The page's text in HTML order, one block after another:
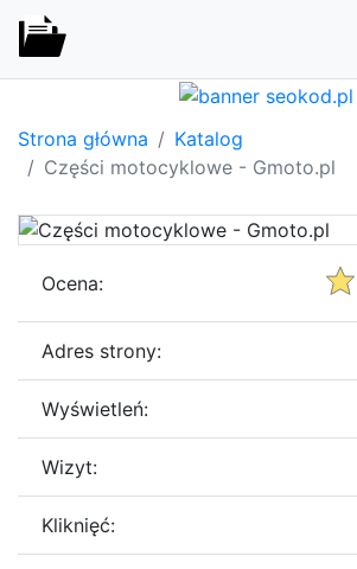
Strona główna
Katalog
Części motocyklowe - Gmoto.pl
Ocena:
Adres strony:
Wyświetleń:
Wizyt:
Kliknięć: